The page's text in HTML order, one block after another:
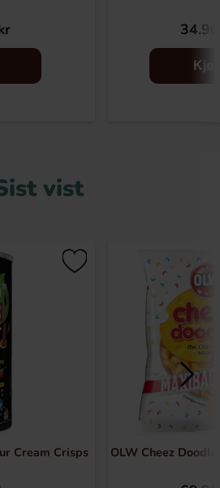
vist
Cream Crisps
OLW Cheez